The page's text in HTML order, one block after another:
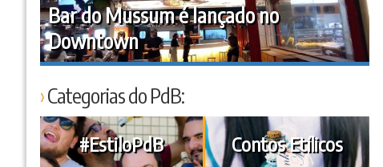
Bar do Mussum é lançado no
Downtown
Categorias do PdB:
#EstiloPdB Contos Etílicos